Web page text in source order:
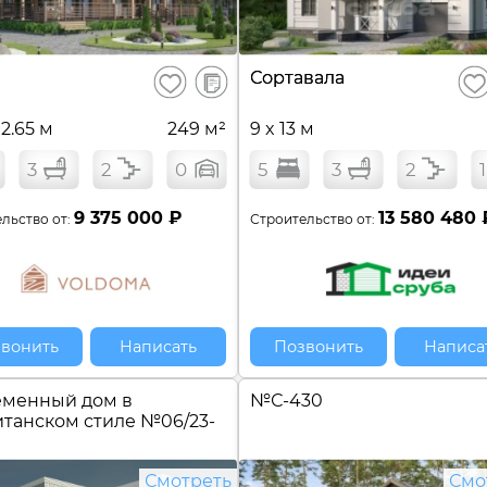
Сохранить
В
сравнение
м 249 м²
3 2 0
от: 9 375 000 ₽
Написать
Сортавала
9 x 13 м
5 3 2 1
Строительство от:13 580 480
Позвонить
дом в
стиле №06/23-
Смотреть
№С-430